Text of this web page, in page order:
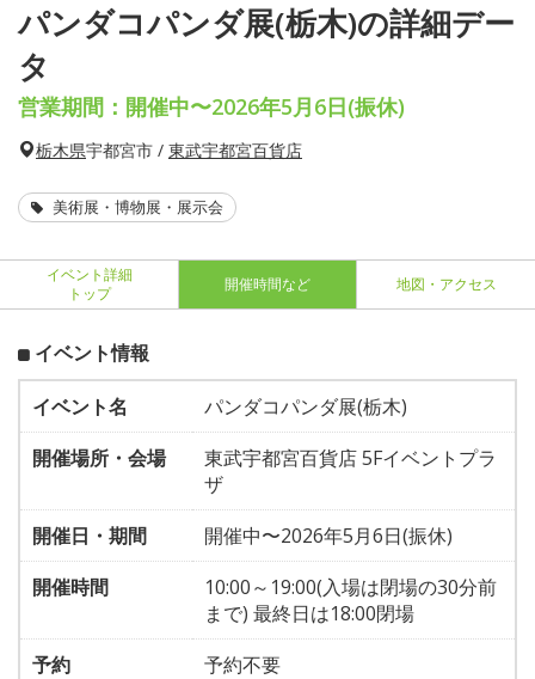
パンダコパンダ展(栃木)の詳細デー
タ
営業期間：開催中〜2026年5月6日(振休)
栃木県宇都宮市 / 東武宇都宮百貨店
美術展・博物展・展示会
イベント詳細
トップ
開催時間など 地図・アクセス
イベント情報
イベント名
パンダコパンダ展(栃木)
開催場所・会場
東武宇都宮百貨店 5Fイベントプラ
ザ
開催日・期間
開催中〜2026年5月6日(振休)
開催時間
10:00～19:00(入場は閉場の30分前
まで) 最終日は18:00閉場
予約
予約不要